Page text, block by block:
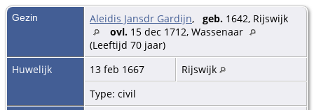
Gezin Aleidis Jansdr Gardijn, geb. 1642, Rijswijk
ovl. 15 dec 1712, Wassenaar
(Leeftijd 70 jaar)
Huwelijk
13 feb 1667
Rijswijk
Type: civil